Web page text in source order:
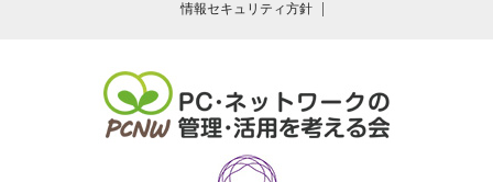
情報セキュリティ方針